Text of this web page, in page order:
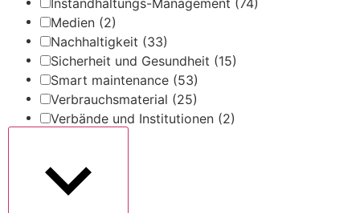
Medien (2)
Nachhaltigkeit (33)
Sicherheit und Gesundheit (15)
Smart maintenance (53)
Verbrauchsmaterial (25)
Verbände und Institutionen (2)